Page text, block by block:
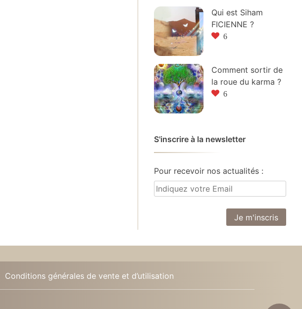
Qui est Siham
FICIENNE ?
6
Comment sortir de
la roue du karma ?
6
S'inscrire à la newsletter
Pour recevoir nos actualités :
Conditions générales de vente et d’utilisation